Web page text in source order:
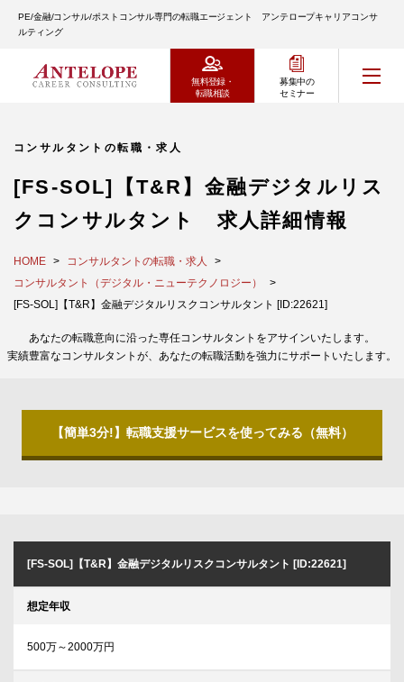
PE/金融/コンサル/ポストコンサル専門の転職エージェント アンテロープキャリアコンサ
ルティング
無料登録・
転職相談
募集中の
セミナー
コンサルタントの転職・求人
[FS-SOL]【T&R】金融デジタルリス
クコンサルタント 求人詳細情報
HOME
コンサルタントの転職・求人
コンサルタント（デジタル・ニューテクノロジー）
[FS-SOL]【T&R】金融デジタルリスクコンサルタント [ID:22621]
あなたの転職意向に沿った専任コンサルタントをアサインいたします。
実績豊富なコンサルタントが、あなたの転職活動を強力にサポートいたします。
【簡単3分!】転職支援サービスを使ってみる（無料）
[FS-SOL]【T&R】金融デジタルリスクコンサルタント [ID:22621]
想定年収
500万～2000万円